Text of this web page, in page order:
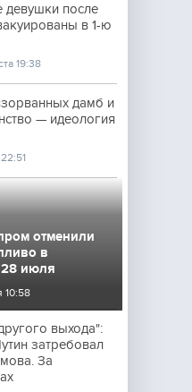
девушки после
в 1-ю
19:38
дамб и
— идеология
отменили
в
28 июля
10:58
выхода":
затребовал
За